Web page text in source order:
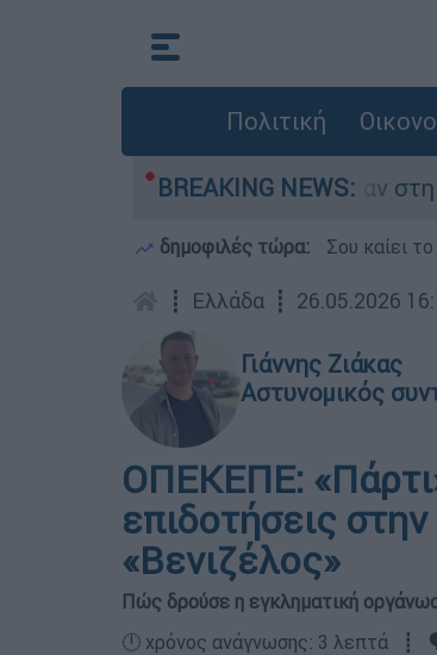
Πολιτική
BREAKING NEWS:
ημερών - Νοσηλευόταν στη ΜΕΘ
δημοφιλές τώρα: Σου καίει
┋ Ελλάδα ┋ 26.05.2026
Γιάννης Ζιάκας
Αστυνομικός
ΟΠΕΚΕΠΕ:
επιδοτήσεις
«Βενιζέλος»
Πώς δρούσε η εγκληματική
🕛 χρόνος ανάγνωσης: 3 λεπτά ┋